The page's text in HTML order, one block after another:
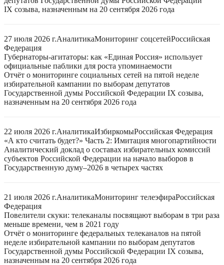
IX созыва, назначенным на 20 сентября 2026 года
27 июля 2026 г.АналитикаМониторинг соцсетейРоссийская
Федерация
Губернаторы-агитаторы: как «Единая Россия» использует
официальные паблики для роста упоминаемости
Отчёт о мониторинге социальных сетей на пятой неделе
избирательной кампании по выборам депутатов
Государственной думы Российской Федерации IX созыва,
назначенным на 20 сентября 2026 года
22 июля 2026 г.АналитикаИзбиркомыРоссийская Федерация
«А кто считать будет?» Часть 2: Имитация многопартийности
Аналитический доклад о составах избирательных комиссий
субъектов Российской Федерации на начало выборов в
Государственную думу–2026 в четырех частях
21 июля 2026 г.АналитикаМониторинг телеэфираРоссийская
Федерация
Повелители скуки: телеканалы посвящают выборам в три раза
меньше времени, чем в 2021 году
Отчёт о мониторинге федеральных телеканалов на пятой
неделе избирательной кампании по выборам депутатов
Государственной думы Российской Федерации IX созыва,
назначенным на 20 сентября 2026 года